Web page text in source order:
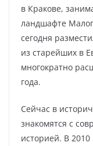
в Кракове,
ландшафте
сегодня
из старейших в
многократно
года.
Сейчас в
знакомятся с
историей. В 2010